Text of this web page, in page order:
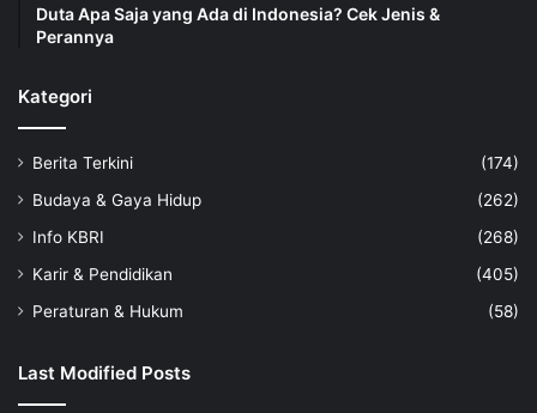
Duta Apa Saja yang Ada di Indonesia? Cek Jenis &
Perannya
Kategori
Berita Terkini
(174)
Budaya & Gaya Hidup
(262)
Info KBRI
(268)
Karir & Pendidikan
(405)
Peraturan & Hukum
(58)
Last Modified Posts